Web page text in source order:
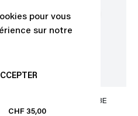
pour vous
sur notre
LUNETTES DE SOLEIL BEBE
CHF 35,00